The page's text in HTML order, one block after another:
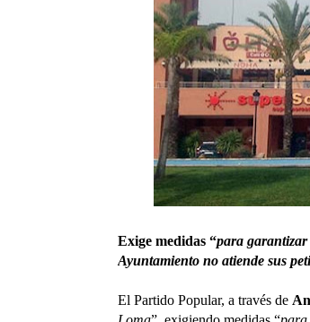
Exige medidas “para garantizar
Ayuntamiento no atiende sus
El Partido Popular, a través de